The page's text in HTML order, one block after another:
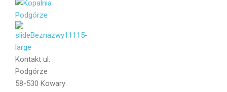
Kontakt ul.
Podgórze
58-530 Kowary
Email